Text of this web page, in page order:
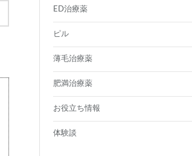
ED治療薬
ピル
薄毛治療薬
肥満治療薬
お役立ち情報
体験談